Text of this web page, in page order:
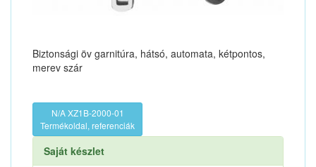
Biztonsági öv garnitúra, hátsó, automata, kétpontos,
merev szár
N/A XZ1B-2000-01
Termékoldal, referenciák
Saját készlet